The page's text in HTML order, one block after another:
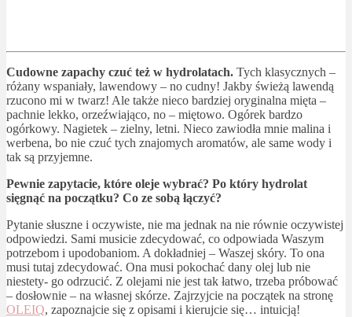
Cudowne zapachy czuć też w hydrolatach. Tych klasycznych –
różany wspaniały, lawendowy – no cudny! Jakby świeżą lawendą
rzucono mi w twarz! Ale także nieco bardziej oryginalna mięta –
pachnie lekko, orzeźwiająco, no – miętowo. Ogórek bardzo
ogórkowy. Nagietek – zielny, letni. Nieco zawiodła mnie malina i
werbena, bo nie czuć tych znajomych aromatów, ale same wody i
tak są przyjemne.
Pewnie zapytacie, które oleje wybrać? Po który hydrolat
sięgnąć na początku? Co ze sobą łączyć?
Pytanie słuszne i oczywiste, nie ma jednak na nie równie oczywistej
odpowiedzi. Sami musicie zdecydować, co odpowiada Waszym
potrzebom i upodobaniom. A dokładniej – Waszej skóry. To ona
musi tutaj zdecydować. Ona musi pokochać dany olej lub nie
niestety- go odrzucić. Z olejami nie jest tak łatwo, trzeba próbować
– dosłownie – na własnej skórze. Zajrzyjcie na początek na stronę
OLEIQ, zapoznajcie się z opisami i kierujcie się… intuicją!